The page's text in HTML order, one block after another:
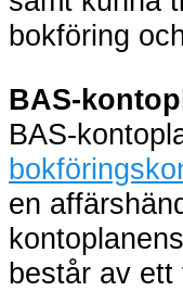
bokföring
BAS-
BAS-
en
kontoplanens
består av